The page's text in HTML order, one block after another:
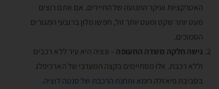
האטרקציות ועיקר התנועה של התיירים. אם אתם רוצים
מעט יותר שקט ומעט יותר זול, חפשו מלון ברובעי המגורים
הסמוכים.
גישה חלקה משדה התעופה – ונציה היא עיר ללא רכבים
וללא רכבת. אלו מסתיימים בקצה המערבי של הארכיפלג
בסביבת פיאזלה רומא ותחנת הרכבת של סנטה לוציה.